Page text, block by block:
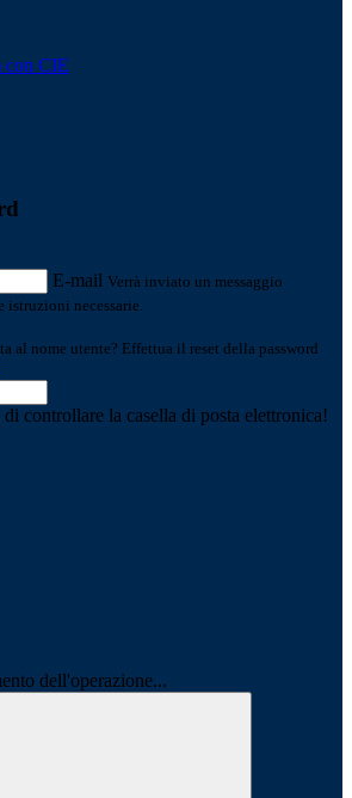
con CIE
E-mail Verrà inviato un messaggio
necessarie.
al nome utente? Effettua il reset della password
controllare la casella di posta elettronica!
dell'operazione...